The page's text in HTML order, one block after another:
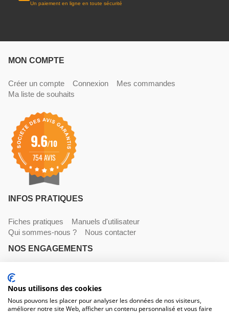
Un paiement en ligne en toute sécurité
MON COMPTE
Créer un compte Connexion
Mes commandes
Ma liste de souhaits
9.6/10
754 AVIS
INFOS PRATIQUES
Fiches pratiques
Manuels d'utilisateur
Qui sommes-nous ?
Nous contacter
NOS ENGAGEMENTS
Livraisons
NOS COORDONNÉES
530 avenue du Roucagnier , 34400 Lunel-Viel
Nous utilisons des cookies
Nous pouvons les placer pour analyser les données de nos visiteurs,
améliorer notre site Web, afficher un contenu personnalisé et vous faire